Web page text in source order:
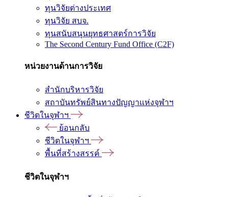
ทุนวิจัยต่างประเทศ
ทุนวิจัย สบจ.
ทุนสนับสนุนยุทธศาสตร์การวิจัย
The Second Century Fund Office (C2F)
หน่วยงานด้านการวิจัย
สำนักบริหารวิจัย
สถาบันทรัพย์สินทางปัญญาแห่งจุฬาฯ
ชีวิตในจุฬาฯ
ย้อนกลับ
ชีวิตในจุฬาฯ
พื้นที่สร้างสรรค์
ชีวิตในจุฬาฯ